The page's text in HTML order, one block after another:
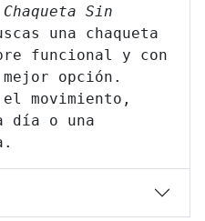
Sin
una chaqueta
funcional y con
opción.
movimiento,
día o una